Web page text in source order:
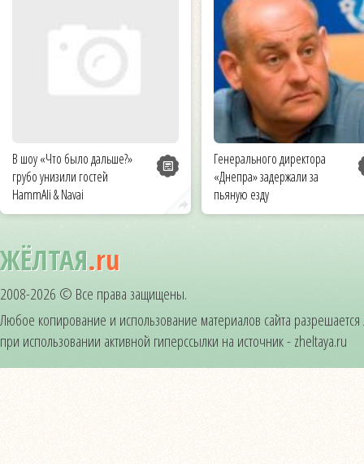
В шоу «Что было дальше?»
грубо унизили гостей
HammAli & Navai
Генерального директора
«Днепра» задержали за
пьяную езду
ЖЁЛТАЯ.ru
2008-2026 © Все права защищены.
Любое копирование и использование материалов сайта
при использовании активной гиперссылки на источник - zheltaya.ru